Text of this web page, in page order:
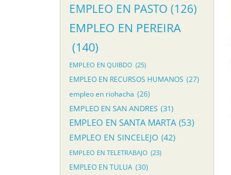
EMPLEO EN PASTO (126)
EMPLEO EN PEREIRA
(140)
EMPLEO EN QUIBDO (25)
EMPLEO EN RECURSOS HUMANOS (27)
empleo en riohacha (26)
EMPLEO EN SAN ANDRES (31)
EMPLEO EN SANTA MARTA (53)
EMPLEO EN SINCELEJO (42)
EMPLEO EN TELETRABAJO (23)
EMPLEO EN TULUA (30)